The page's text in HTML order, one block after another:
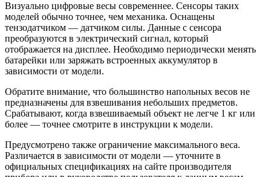
Визуально цифровые весы современнее. Сенсоры таких
моделей обычно точнее, чем механика. Оснащены
тензодатчиком — датчиком силы. Данные с сенсора
преобразуются в электрический сигнал, который
отображается на дисплее. Необходимо периодически менять
батарейки или заряжать встроенных аккумулятор в
зависимости от модели.
Обратите внимание, что большинство напольных весов не
предназначены для взвешивания небольших предметов.
Срабатывают, когда взвешиваемый объект не легче 1 кг или
более — точнее смотрите в инструкции к модели.
Предусмотрено также ограничение максимального веса.
Различается в зависимости от модели — уточните в
официальных спецификациях на сайте производителя